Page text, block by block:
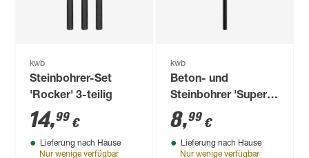
kwb
Steinbohrer-Set
'Rocker' 3-teilig
14,99 €
Lieferung nach Hause
Nur wenige verfügbar
kwb
Beton- und
Steinbohrer 'Super
Rocker'
Sechskantschaft Ø 5
mm
8,99 €
Lieferung nach Hause
Nur wenige verfügbar